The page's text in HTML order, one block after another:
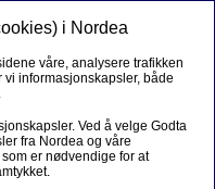
i Nordea
våre, analysere trafikken
informasjonskapsler, både
Ved å velge Godta
fra Nordea og våre
er nødvendige for at